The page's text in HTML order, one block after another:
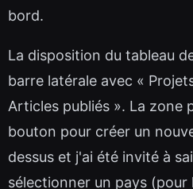
bord.
La disposition du tableau
barre latérale avec «
Articles publiés ». La zone
bouton pour créer un
dessus et j'ai été invité à
sélectionner un pays (pour